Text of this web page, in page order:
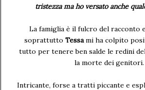
tristezza ma ho versato anche
La famiglia è il fulcro del racconto
soprattutto Tessami ha colpito
tutto per tenere ben salde le redini
la morte dei genitori.
Intricante, forse a tratti piccante e